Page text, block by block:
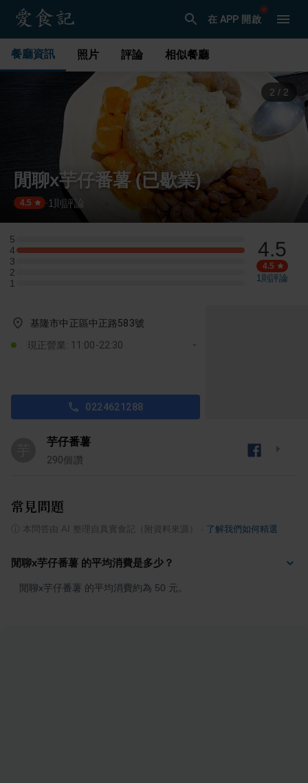
在 APP 開啟
餐廳資訊 照片 評論 相似餐廳
1 / 2
閒聊x芋仔番薯 (已歇業)
4.5 · 1 則評論
5
5 星：0 則評論
4
4 星：1 則評論
3
3 星：0 則評論
2
2 星：0 則評論
1
1 星：0 則評論
4.5
4.5
1則評論
基隆市中正區中正路583號
現正營業: 11:00-22:30
0224621288
芋仔番薯
290個讚
常見問題
本問答由 AI 整理自真實食記（附資料來源） 了解我們如何精選
閒聊x芋仔番薯 的平均消費是多少？
閒聊x芋仔番薯 的平均消費約為 50 元。